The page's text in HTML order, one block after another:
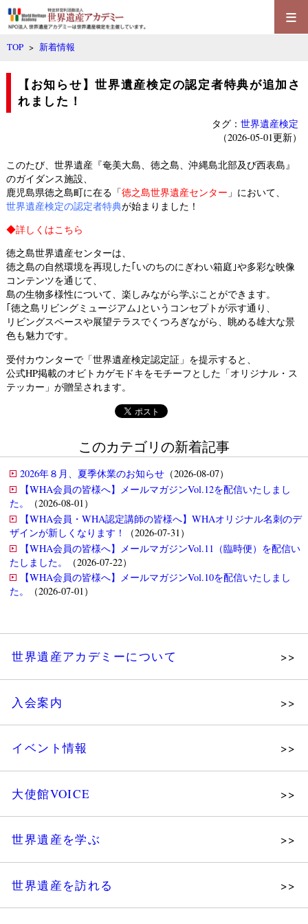
≡
TOP > 新着情報
【お知らせ】世界遺産検定の認定者特典が追加さ
れました！
タグ： 世界遺産検定
（2026-05-01更新）
このたび、世界遺産『奄美大島、徳之島、沖縄島北部及び西表島』
のガイダンス施設、
鹿児島県徳之島町に在る「徳之島世界遺産センター 」において、
世界遺産検定の認定者特典が始まりました！
◆詳しくはこちら
徳之島世界遺産センターは、
徳之島の自然環境を再現した｢いのちのにぎわい箱庭｣や多彩な映像
コンテンツを通じて、
島の生物多様性について、楽しみながら学ぶことができます。
｢徳之島リビングミュージアム｣というコンセプトが示す通り、
リビングスペースや展望テラスでくつろぎながら、眺める雄大な景
色も魅力です。
受付カウンターで「世界遺産検定認定証」を提示すると、
公式HP掲載のオビトカゲモドキをモチーフとした 「オリジナル・ス
テッカー」が贈呈されます。
このカテゴリの新着記事
2026年８月、夏季休業のお知らせ（2026-08-07）
【WHA会員の皆様へ】メールマガジンVol.12を配信いたしまし
た。
（2026-08-01）
【WHA会員・WHA認定講師の皆様へ】WHAオリジナル名刺のデ
ザインが新しくなります！
（2026-07-31）
【WHA会員の皆様へ】メールマガジンVol.11（臨時便）を配信い
たしました。
（2026-07-22）
【WHA会員の皆様へ】メールマガジンVol.10を配信いたしまし
た。
（2026-07-01）
世界遺産アカデミーについて
組織図・役員
法人会員・協賛団体／公認団体
入会案内
イベント情報
展示会
ツアー情報
大使館VOICE
世界遺産を学ぶ
世界遺産を訪れる